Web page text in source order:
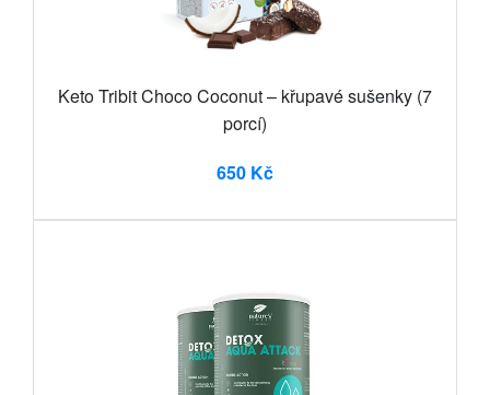
Keto Tribit Choco Coconut – křupavé sušenky (7
porcí)
650 Kč